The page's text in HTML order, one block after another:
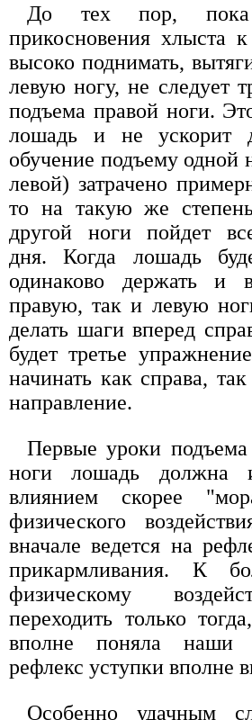
До тех пор,
прикосновения хлыста
высоко поднимать,
левую ногу, не следует
подъема правой ноги.
лошадь и не ускорит
обучение подъему одной
левой) затрачено
то на такую же
другой ноги пойдет
дня. Когда лошадь
одинаково держать и
правую, так и левую
делать шаги вперед
будет третье
начинать как справа,
направление.
Первые уроки
ноги лошадь должна
влиянием скорее
физического
вначале ведется на
прикармливания. К
физическому
переходить только
вполне поняла наши
рефлекс уступки вполне
Особенно удачным